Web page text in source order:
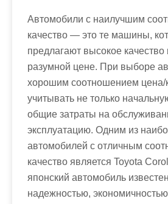
Автомобили с наилучшим
качество — это те машины,
предлагают высокое
разумной цене. При выборе
хорошим соотношением цена/
учитывать не только
общие затраты на
эксплуатацию. Одним из
автомобилей с отличным
качество является Toyota
японский автомобиль
надежностью,